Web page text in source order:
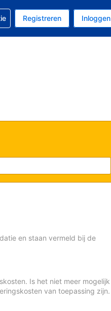
dollar
Registreren Inloggen
en staan vermeld bij de
Is het niet meer mogelijk
van toepassing zijn.